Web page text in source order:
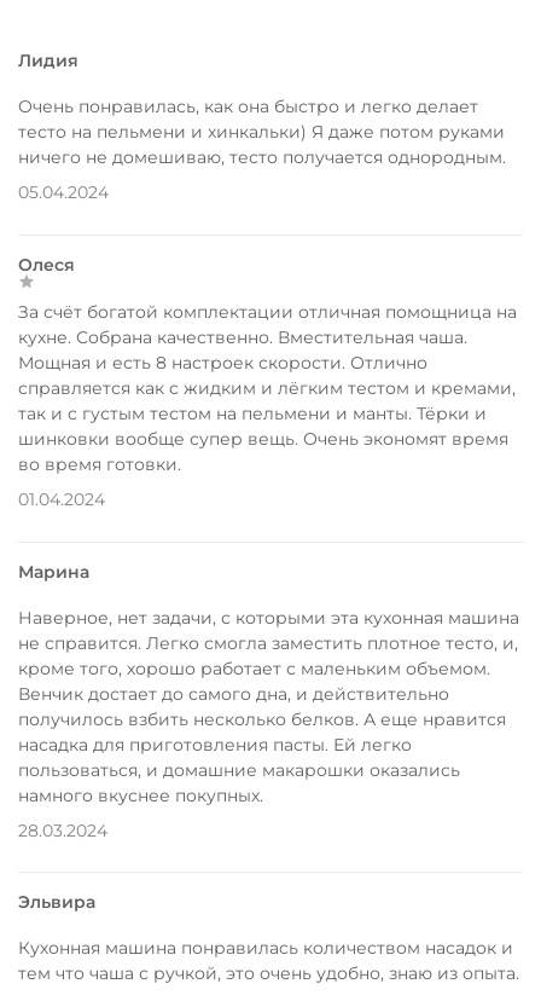
Лидия
Очень понравилась, как она быстро и легко делает
тесто на пельмени и хинкальки) Я даже потом руками
ничего не домешиваю, тесто получается однородным.
05.04.2024
Олеся
За счёт богатой комплектации отличная помощница на
кухне. Собрана качественно. Вместительная чаша.
Мощная и есть 8 настроек скорости. Отлично
справляется как с жидким и лёгким тестом и кремами,
так и с густым тестом на пельмени и манты. Тёрки и
шинковки вообще супер вещь. Очень экономят время
во время готовки.
01.04.2024
Марина
Наверное, нет задачи, с которыми эта кухонная машина
не справится. Легко смогла заместить плотное тесто, и,
кроме того, хорошо работает с маленьким объемом.
Венчик достает до самого дна, и действительно
получилось взбить несколько белков. А еще нравится
насадка для приготовления пасты. Ей легко
пользоваться, и домашние макарошки оказались
намного вкуснее покупных.
28.03.2024
Эльвира
Кухонная машина понравилась количеством насадок и
тем что чаша с ручкой, это очень удобно, знаю из опыта.